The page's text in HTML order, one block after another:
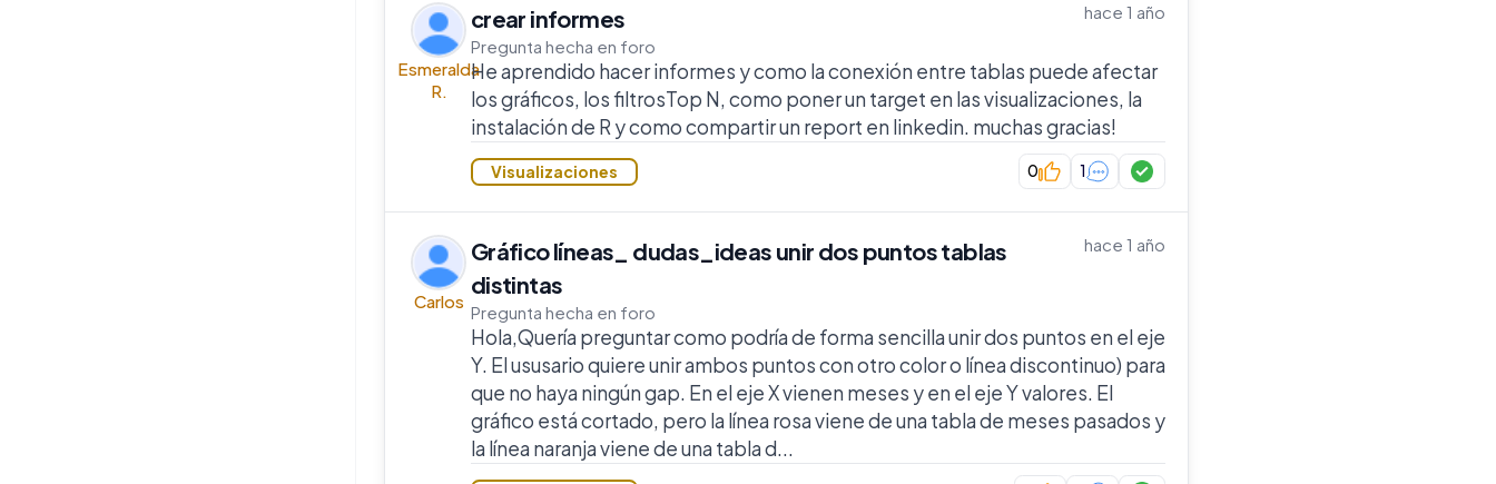
Esmeralda
R.
crear informes
Pregunta hecha en foro
hace 1 año
He aprendido hacer informes y como la conexión entre tablas puede afectar
los gráficos, los filtrosTop N, como poner un target en las visualizaciones, la
instalación de R y como compartir un report en linkedin. muchas gracias!
Visualizaciones 0 1
Carlos
Gráfico líneas_ dudas_ideas unir dos puntos tablas
distintas
Pregunta hecha en foro
hace 1 año
Hola,Quería preguntar como podría de forma sencilla unir dos puntos en el eje
Y. El ususario quiere unir ambos puntos con otro color o línea discontinuo) para
que no haya ningún gap. En el eje X vienen meses y en el eje Y valores. El
gráfico está cortado, pero la línea rosa viene de una tabla de meses pasados y
la línea naranja viene de una tabla d...